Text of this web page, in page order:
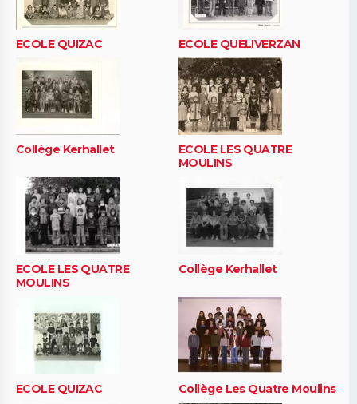
ECOLE QUIZAC ECOLE QUELIVERZAN
Collège Kerhallet
ECOLE LES QUATRE
MOULINS
ECOLE LES QUATRE
MOULINS
Collège Kerhallet
ECOLE QUIZAC Collège Les Quatre Moulins